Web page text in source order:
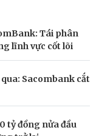
Tái phân
lĩnh vực cốt lõi
Sacombank cắt
tỷ đồng nửa đầu